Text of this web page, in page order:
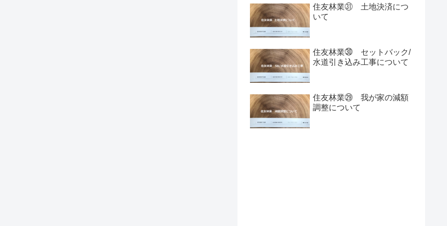
住友林業㉛ 土地決済につ
いて
住友林業㉚ セットバック/
水道引き込み工事について
住友林業㉙ 我が家の減額
調整について